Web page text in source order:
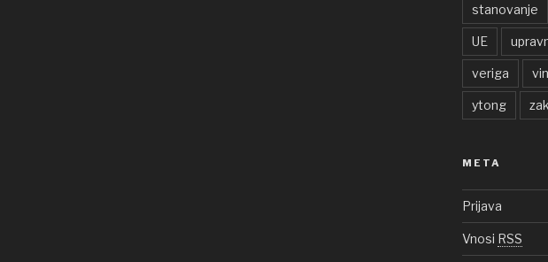
stanovanje
UE
veriga
ytong
META
Prijava
Vnosi RSS